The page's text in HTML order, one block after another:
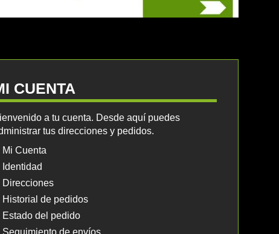
CUENTA
a tu cuenta. Desde aquí puedes
tus direcciones y pedidos.
Mi Cuenta
Identidad
Direcciones
Historial de pedidos
Estado del pedido
Seguimiento de envíos